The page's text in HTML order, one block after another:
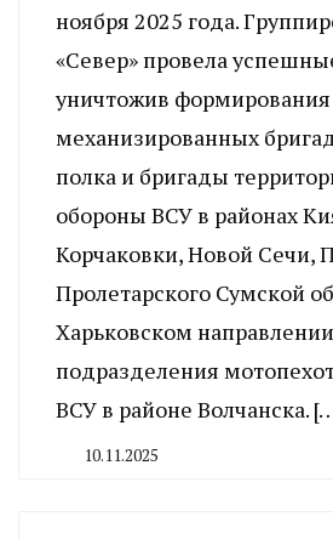
ноября 2025 года.
«Север» провела
уничтожив
механизированных
полка и бригады
обороны ВСУ в районах
Корчаковки, Новой Сечи,
Пролетарского Сумской
Харьковском
подразделения
ВСУ в районе Волчанска.
10.11.2025